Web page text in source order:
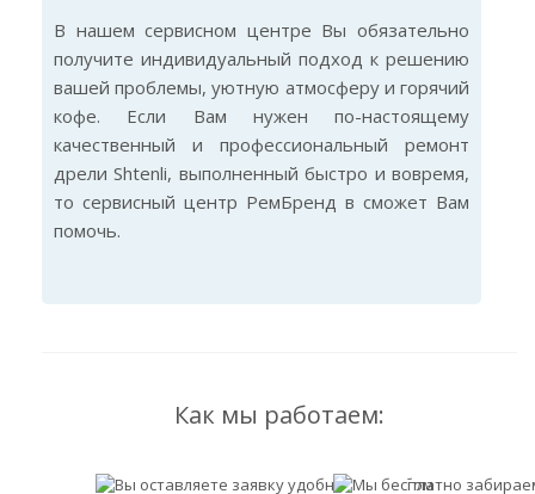
В нашем сервисном центре Вы обязательно
получите индивидуальный подход к решению
вашей проблемы, уютную атмосферу и горячий
кофе. Если Вам нужен по-настоящему
качественный и профессиональный ремонт
дрели Shtenli, выполненный быстро и вовремя,
то сервисный центр РемБренд в сможет Вам
помочь.
Как мы работаем: